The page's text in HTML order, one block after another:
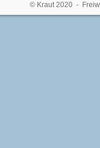
© Kraut 2020 -